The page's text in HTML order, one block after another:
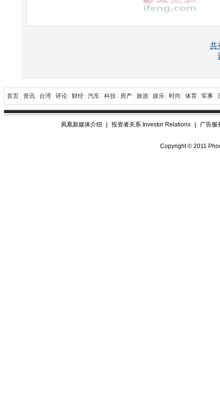
共
首页 资讯 台湾 评论 财经 汽车 科技 房产 旅游 娱乐 时尚 体育 军事
凤凰新媒体介绍 | 投资者关系 Investor Relations | 广告服
Copyright © 2011